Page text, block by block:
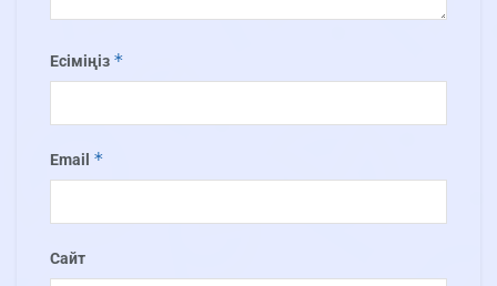
Есіміңіз *
Email *
Сайт